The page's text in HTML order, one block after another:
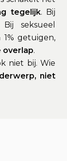
tegelijk. Bij
seksueel
getuigen,
overlap.
niet bij. Wie
niet